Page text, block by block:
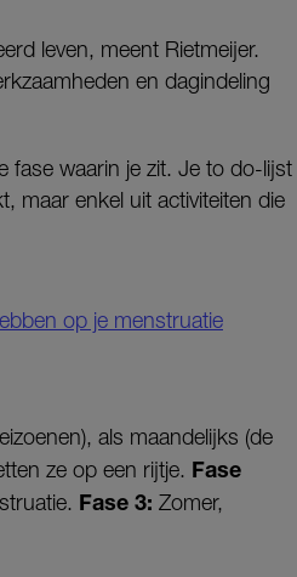
leven, meent Rietmeijer.
en dagindeling
fase waarin je zit. Je to do-lijst
maar enkel uit activiteiten die
op je menstruatie
als maandelijks (de
ze op een rijtje. Fase
Fase 3: Zomer,